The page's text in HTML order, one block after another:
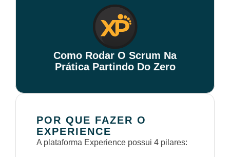
Como Rodar O Scrum Na
Prática Partindo Do Zero
POR QUE FAZER O
EXPERIENCE
A plataforma Experience possui 4 pilares: